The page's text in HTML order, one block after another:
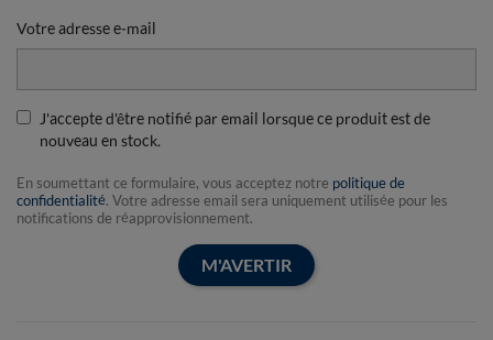
Votre adresse e-mail
J'accepte d'être notifié par email lorsque ce produit est de
nouveau en stock.
En soumettant ce formulaire, vous acceptez notre politique de
confidentialité. Votre adresse email sera uniquement utilisée pour les
notifications de réapprovisionnement.
M'AVERTIR